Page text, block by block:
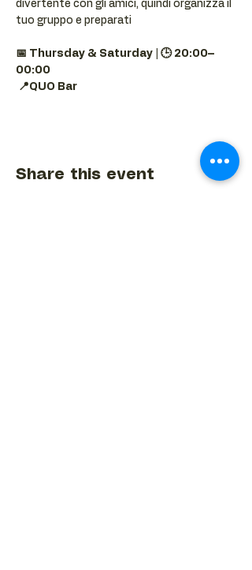
divertente con gli amici, quindi organizza il
tuo gruppo e preparati
📅 Thursday & Saturday | 🕒 20:00–
00:00
📍QUO Bar
Share this event